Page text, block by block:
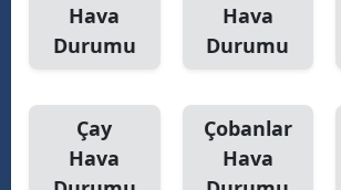
Hava
Durumu
Hava
Durumu
Çay
Hava
Çobanlar
Hava